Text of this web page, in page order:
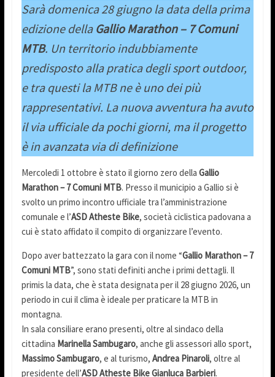
Sarà domenica 28 giugno la data della prima
edizione della Gallio Marathon – 7 Comuni
MTB. Un territorio indubbiamente
predisposto alla pratica degli sport outdoor,
e tra questi la MTB ne è uno dei più
rappresentativi. La nuova avventura ha avuto
il via ufficiale da pochi giorni, ma il progetto
è in avanzata via di definizione
Mercoledi 1 ottobre è stato il giorno zero della Gallio
Marathon – 7 Comuni MTB. Presso il municipio a Gallio si è
svolto un primo incontro ufficiale tra l’amministrazione
comunale e l’ASD Atheste Bike, società ciclistica padovana a
cui è stato affidato il compito di organizzare l’evento.
Dopo aver battezzato la gara con il nome “Gallio Marathon – 7
Comuni MTB”, sono stati definiti anche i primi dettagli. Il
primis la data, che è stata designata per il 28 giugno 2026, un
periodo in cui il clima è ideale per praticare la MTB in
montagna.
In sala consiliare erano presenti, oltre al sindaco della
cittadina Marinella Sambugaro, anche gli assessori allo sport,
Massimo Sambugaro, e al turismo, Andrea Pinaroli, oltre al
presidente dell’ASD Atheste BikeGianluca Barbieri.